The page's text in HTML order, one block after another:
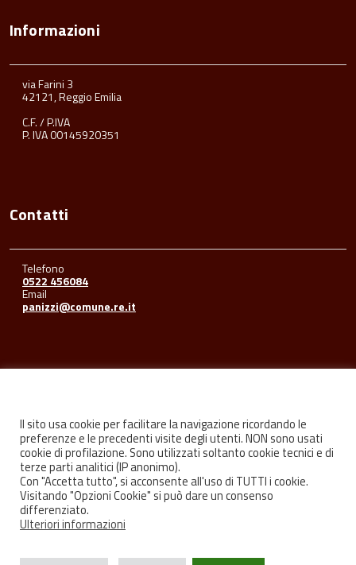
Informazioni
via Farini 3
42121, Reggio Emilia
C.F. / P.IVA
P. IVA 00145920351
Contatti
Telefono
0522 456084
Email
panizzi@comune.re.it
FacebookYoutubeInstagram
Il sito usa cookie per facilitare la navigazione ricordando le
preferenze e le precedenti visite degli utenti. NON sono usati
cookie di profilazione. Sono utilizzati soltanto cookie tecnici e di
terze parti analitici (IP anonimo).
Con "Accetta tutto", si acconsente all'uso di TUTTI i cookie.
Visitando "Opzioni Cookie" si può dare un consenso
differenziato.
Ulteriori informazioni